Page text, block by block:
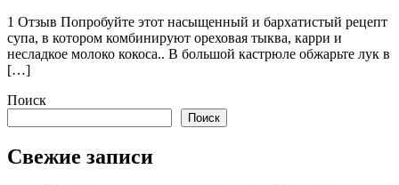
1 Отзыв Попробуйте этот насыщенный и бархатистый рецепт
супа, в котором комбинируют ореховая тыква, карри и
несладкое молоко кокоса.. В большой кастрюле обжарьте лук в
[…]
Поиск
Поиск
Свежие записи